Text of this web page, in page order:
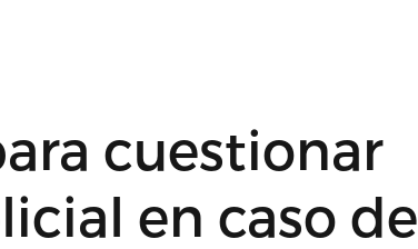
cuestionar
en caso de